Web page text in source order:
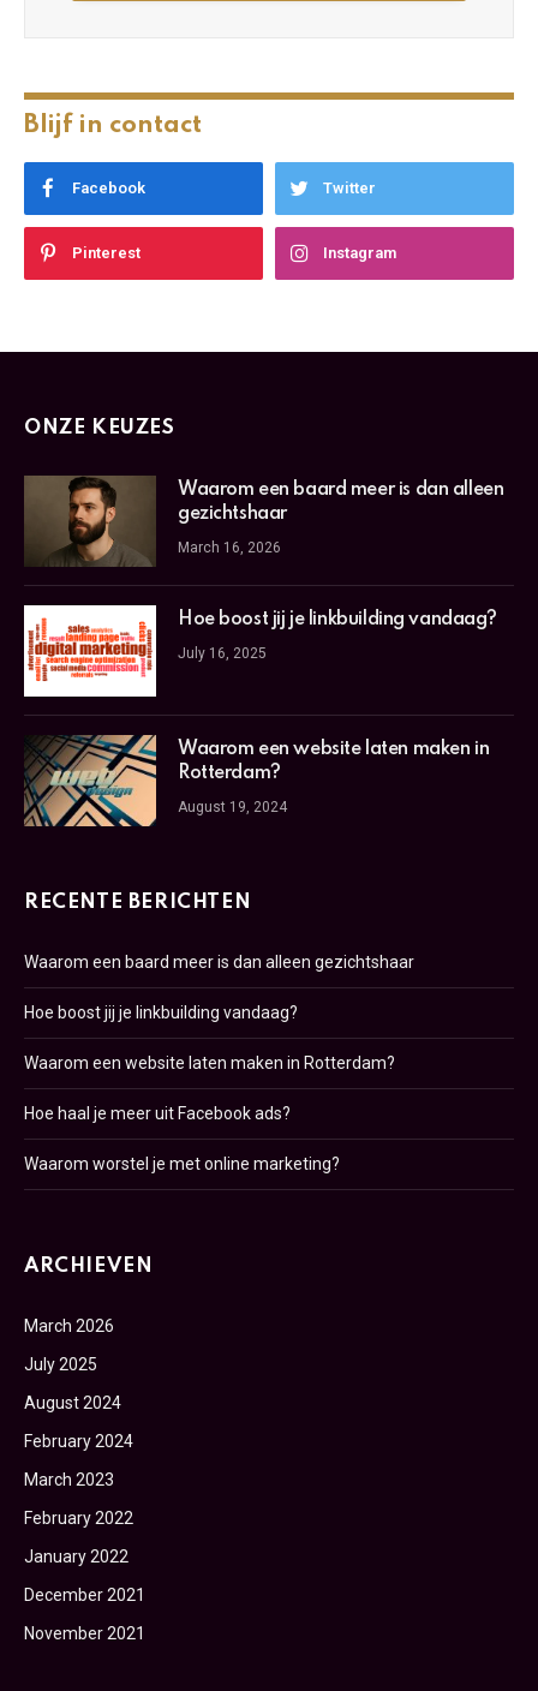
Blijf in contact
Facebook Twitter
Pinterest Instagram
ONZE KEUZES
Waarom een baard meer is dan alleen
gezichtshaar
March 16, 2026
Hoe boost jij je linkbuilding vandaag?
July 16, 2025
Waarom een website laten maken in
Rotterdam?
August 19, 2024
RECENTE BERICHTEN
Waarom een baard meer is dan alleen gezichtshaar
Hoe boost jij je linkbuilding vandaag?
Waarom een website laten maken in Rotterdam?
Hoe haal je meer uit Facebook ads?
Waarom worstel je met online marketing?
ARCHIEVEN
March 2026
July 2025
August 2024
February 2024
March 2023
February 2022
January 2022
December 2021
November 2021